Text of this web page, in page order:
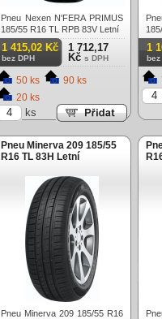
Pneu Nexen N'FERA PRIMUS
185/55 R16 TL RPB 83V Letní
1 415,02 Kč
bez DPH
1 712,17
Kč s DPH
50 ks
90 ks
20 ks
ks
1
bez
Pneu Minerva 209 185/55
R16 TL 83H Letní
Pneu Minerva 209 185/55 R16